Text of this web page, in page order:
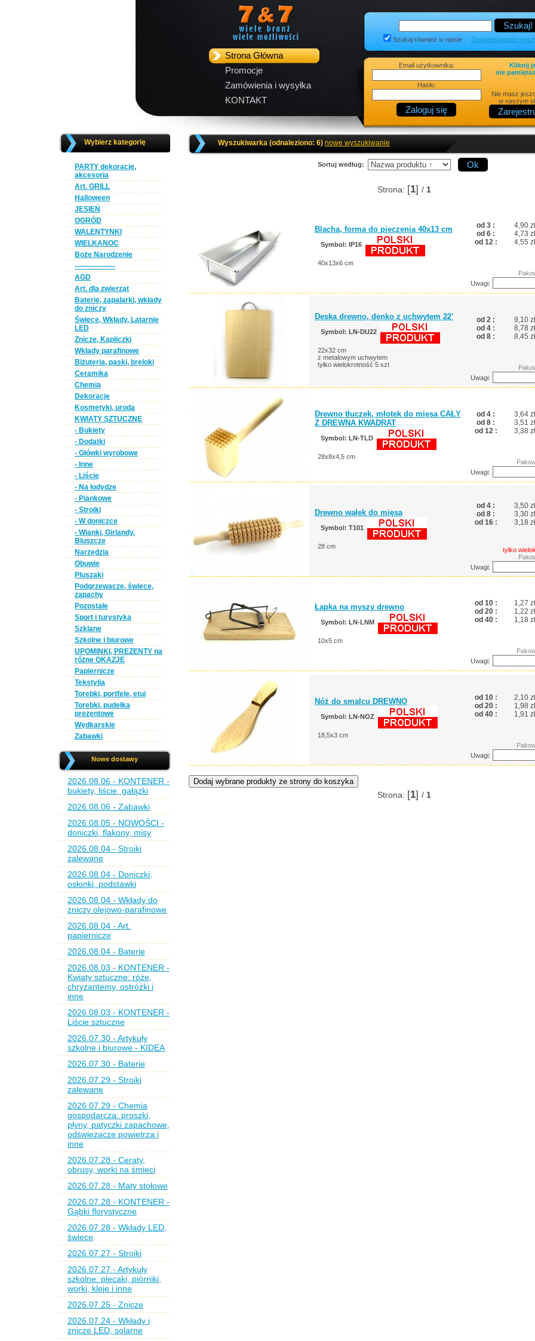
Strona Główna
Promocje
Zamówienia i wysyłka
KONTAKT
Szukaj również w opisie Zaawansowane
Email użytkownika:
Hasło:
Kliknij
nie
Nie masz
w naszym
Wybierz kategorię
PARTY dekoracje,
akcesoria
Art. GRILL
Halloween
JESIEŃ
OGRÓD
WALENTYNKI
WIELKANOC
Boże Narodzenie
-----------------
AGD
Art. dla zwierząt
Baterie, zapalarki, wkłady
do zniczy
Świece, Wkłady, Latarnie
LED
Znicze, Kapliczki
Wkłady parafinowe
Biżuteria, paski, breloki
Ceramika
Chemia
Dekoracje
Kosmetyki, uroda
KWIATY SZTUCZNE
- Bukiety
- Dodatki
- Główki wyrobowe
- Inne
- Liście
- Na łodydze
- Piankowe
- Stroiki
- W doniczce
- Wianki, Girlandy,
Bluszcze
Narzędzia
Obuwie
Pluszaki
Podgrzewacze, świece,
zapachy
Pozostałe
Sport i turystyka
Szklane
Szkolne i biurowe
UPOMINKI, PREZENTY na
różne OKAZJE
Papiernicze
Tekstylia
Torebki, portfele, etui
Torebki, pudełka
prezentowe
Wędkarskie
Zabawki
Nowe dostawy
2026.08.06 - KONTENER -
bukiety, liście, gałązki
2026.08.06 - Zabawki
2026.08.05 - NOWOŚCI -
doniczki, flakony, misy
2026.08.04 - Stroiki
zalewane
2026.08.04 - Doniczki,
osłonki, podstawki
2026.08.04 - Wkłady do
zniczy olejowo-parafinowe
2026.08.04 - Art.
papiernicze
2026.08.04 - Baterie
2026.08.03 - KONTENER -
Kwiaty sztuczne: róże,
chryzantemy, ostróżki i
inne
2026.08.03 - KONTENER -
Liście sztuczne
2026.07.30 - Artykuły
szkolne i biurowe - KIDEA
2026.07.30 - Baterie
2026.07.29 - Stroiki
zalewane
2026.07.29 - Chemia
gospodarcza: proszki,
płyny, patyczki zapachowe,
odświeżacze powietrza i
inne
2026.07.28 - Ceraty,
obrusy, worki na śmieci
2026.07.28 - Maty stołowe
2026.07.28 - KONTENER -
Gąbki florystyczne
2026.07.28 - Wkłady LED,
świece
2026.07.27 - Stroiki
2026.07.27 - Artykuły
szkolne: plecaki, piórniki,
worki, kleje i inne
2026.07.25 - Znicze
2026.07.24 - Wkłady i
znicze LED, solarne
Wyszukiwarka (odnaleziono: 6) nowe wyszukiwanie
Sortuj według:
Strona: [1] / 1
Blacha, forma do pieczenia 40x13 cm
Symbol: IP16
40x13x6 cm
od 3 :
4,90 zł
od 6 :
4,73 zł
od 12 :
4,55 zł
Uwagi:
Deska drewno, denko z uchwytem 22'
Symbol: LN-DU22
22x32 cm
z metalowym uchwytem
tylko wielokrotność 5 szt
od 2 :
9,10 zł
od 4 :
8,78 zł
od 8 :
8,45 zł
Uwagi:
Drewno tłuczek, młotek do mięsa CAŁY
Z DREWNA KWADRAT
Symbol: LN-TLD
28x8x4,5 cm
od 4 :
3,64 zł
od 8 :
3,51 zł
od 12 :
3,38 zł
Uwagi:
Drewno wałek do mięsa
Symbol: T101
28 cm
od 4 :
3,50 zł
od 8 :
3,30 zł
od 16 :
3,18 zł
tylko
Uwagi:
Łapka na myszy drewno
Symbol: LN-LNM
10x5 cm
od 10 :
1,27 zł
od 20 :
1,22 zł
od 40 :
1,18 zł
Uwagi:
Nóż do smalcu DREWNO
Symbol: LN-NOZ
18,5x3 cm
od 10 :
2,10 zł
od 20 :
1,98 zł
od 40 :
1,91 zł
Uwagi:
Strona: [1] / 1